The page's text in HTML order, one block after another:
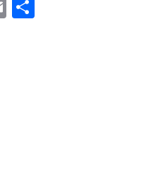
m rt